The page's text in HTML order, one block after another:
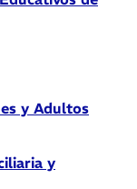
y Adultos
y